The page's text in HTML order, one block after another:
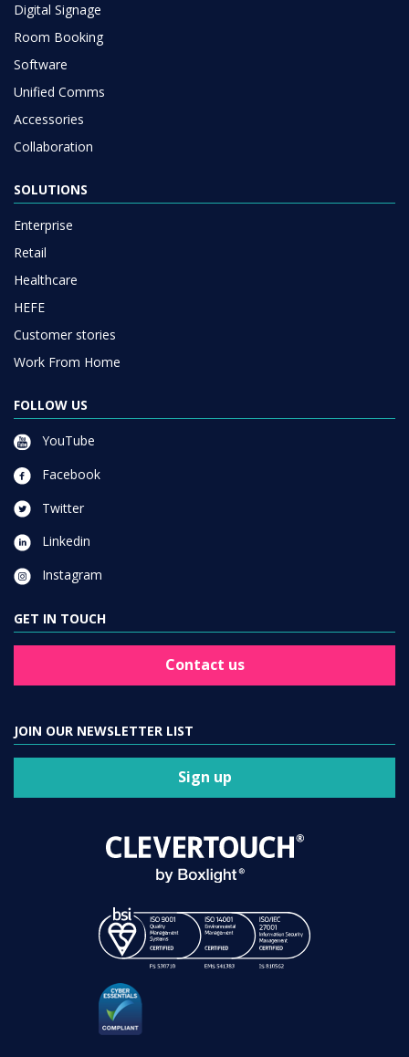
Digital Signage
Room Booking
Software
Unified Comms
Accessories
Collaboration
SOLUTIONS
Enterprise
Retail
Healthcare
HEFE
Customer stories
Work From Home
FOLLOW US
YouTube
Facebook
Twitter
Linkedin
Instagram
GET IN TOUCH
Contact us
JOIN OUR NEWSLETTER LIST
Sign up